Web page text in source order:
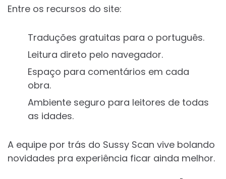
Entre os recursos do site:
Traduções gratuitas para o português.
Leitura direto pelo navegador.
Espaço para comentários em cada
obra.
Ambiente seguro para leitores de todas
as idades.
A equipe por trás do Sussy Scan vive bolando
novidades pra experiência ficar ainda melhor.